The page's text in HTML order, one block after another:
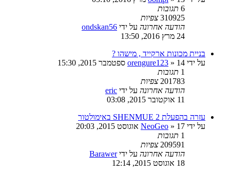
6 תגובות
310925 צפיות
הודעה אחרונה על ידי ondskan56
24 מרץ 2016, 13:50
בניית מכונות ארקייד , מישהו ?
על ידי
orengure123 » 14 ספטמבר 2015, 15:30
1 תגובות
201783 צפיות
הודעה אחרונה על ידי eric
11 אוקטובר 2015, 03:08
עזרה בהפעלת SHENMUE 2 באימולטור
על ידי
NeoGeo » 17 אוגוסט 2015, 20:03
1 תגובות
209591 צפיות
הודעה אחרונה על ידיBarawer
18 אוגוסט 2015, 12:14